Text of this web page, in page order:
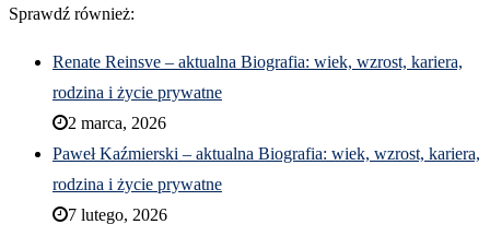
Sprawdź również:
Renate Reinsve – aktualna Biografia: wiek, wzrost, kariera,
rodzina i życie prywatne
2 marca, 2026
Paweł Kaźmierski – aktualna Biografia: wiek, wzrost, kariera,
rodzina i życie prywatne
7 lutego, 2026